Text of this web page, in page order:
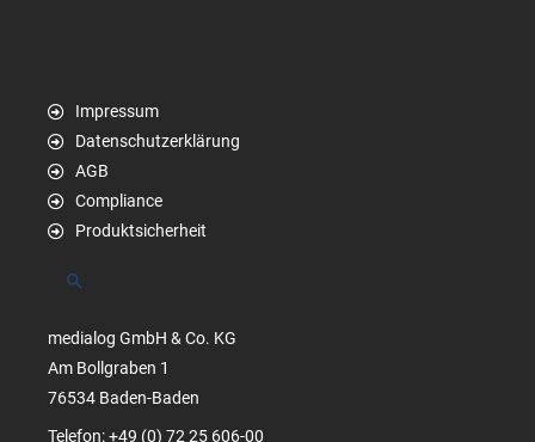
Impressum
Datenschutzerklärung
AGB
Compliance
Produktsicherheit
Suchen
medialog GmbH & Co. KG
Am Bollgraben 1
76534 Baden-Baden
Telefon: +49 (0) 72 25 606-00